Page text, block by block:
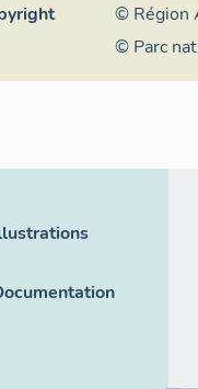
© Région
général
© Parc